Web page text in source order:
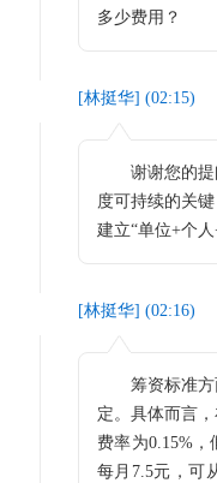
多少费用？
[林挺华] (02:15)
谢谢您的提
度可持续的关
建立“单位+个
[林挺华] (02:16)
筹资标准方
定。具体而言
费率为0.15%
每月7.5元，可